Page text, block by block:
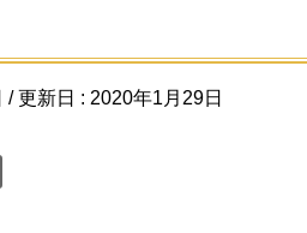
/ 更新日 : 2020年1月29日